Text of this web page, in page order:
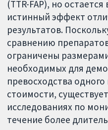
(TTR-FAP), но
истинный эффект
результатов.
сравнению
ограничены
необходимых для
превосходства
стоимости,
исследованиях по
течение более